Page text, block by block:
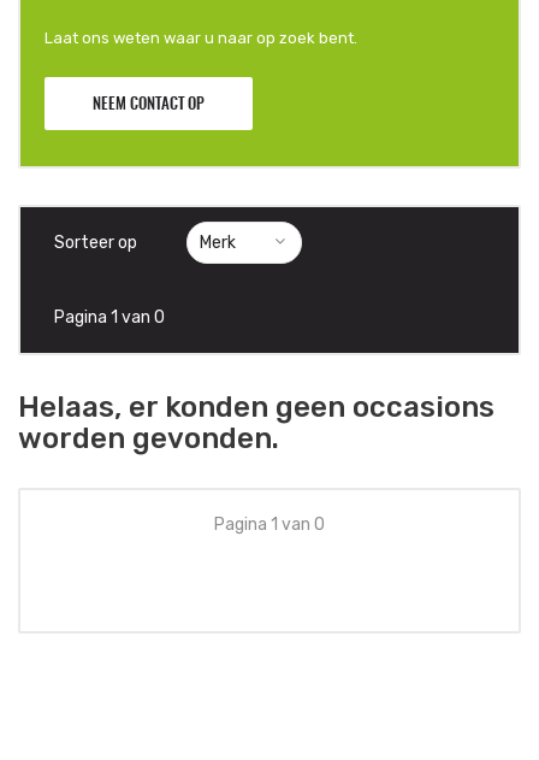
Laat ons weten waar u naar op zoek bent.
NEEM CONTACT OP
Sorteer op
Pagina 1 van 0
Helaas, er konden geen occasions
worden gevonden.
Pagina 1 van 0